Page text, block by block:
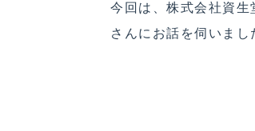
今回は、株式会社資生
さんにお話を伺いまし